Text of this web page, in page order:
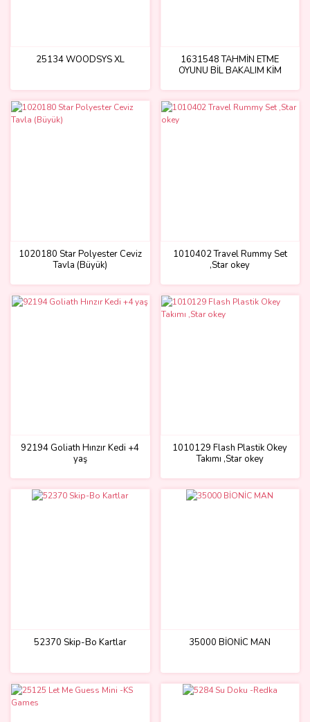
25134 WOODSYS XL
1631548 TAHMİN ETME
OYUNU BİL BAKALIM KİM
1020180 Star Polyester Ceviz
Tavla (Büyük)
1010402 Travel Rummy Set
,Star okey
92194 Goliath Hınzır Kedi +4
yaş
1010129 Flash Plastik Okey
Takımı ,Star okey
52370 Skip-Bo Kartlar 35000 BİONİC MAN